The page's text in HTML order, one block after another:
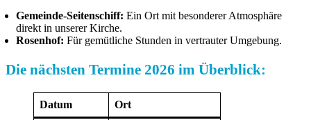
Gemeinde-Seitenschiff: Ein Ort mit besonderer Atmosphäre
direkt in unserer Kirche.
Rosenhof: Für gemütliche Stunden in vertrauter Umgebung.
Die nächsten Termine 2026 im Überblick:
Datum Ort